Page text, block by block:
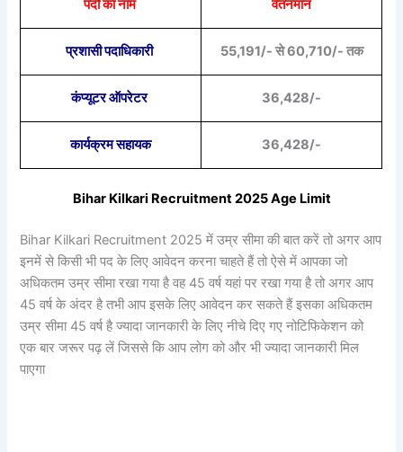
पदों का नाम वेतनमान
प्रशासी पदाधिकारी 55,191/- से 60,710/- तक
कंप्यूटर ऑपरेटर 36,428/-
कार्यक्रम सहायक 36,428/-
Bihar Kilkari Recruitment 2025 Age Limit
Bihar Kilkari Recruitment 2025 में उम्र सीमा की बात करें तो अगर आप
इनमें से किसी भी पद के लिए आवेदन करना चाहते हैं तो ऐसे में आपका जो
अधिकतम उम्र सीमा रखा गया है वह 45 वर्ष यहां पर रखा गया है तो अगर आप
45 वर्ष के अंदर है तभी आप इसके लिए आवेदन कर सकते हैं इसका अधिकतम
उम्र सीमा 45 वर्ष है ज्यादा जानकारी के लिए नीचे दिए गए नोटिफिकेशन को
एक बार जरूर पढ़ लें जिससे कि आप लोग को और भी ज्यादा जानकारी मिल
पाएगा